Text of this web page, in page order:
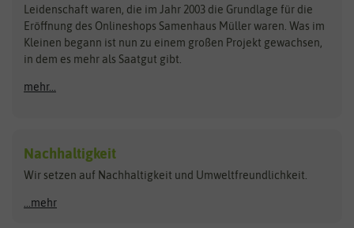
Kataloge
Schnäppchen
Anzucht & Gartenzubehör
Anzuchtschalen
Heizmatte & Heizkabel
Kokos-Quelltabletten
Zimmergewächshaus
Blumicorn
Bûten Birds
Carl Pabst
Fertil
Flora Elite
Florissa
Flortis
Hortitops
Leidenschaft waren, die im Jahr 2003 die Grundlage für die
Eröffnung des Onlineshops Samenhaus Müller waren. Was im
Kleinen begann ist nun zu einem großen Projekt gewachsen,
in dem es mehr als Saatgut gibt.
mehr...
Nachhaltigkeit
Wir setzen auf Nachhaltigkeit und Umweltfreundlichkeit.
...mehr